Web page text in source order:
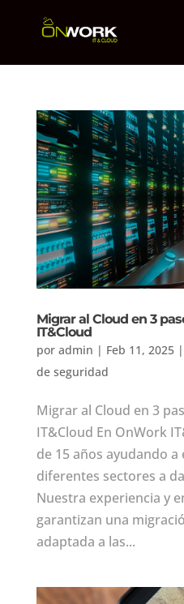
Migrar al Cloud en 3
IT&Cloud
por admin | Feb 11, 2025|
de seguridad
Migrar al Cloud en 3
IT&Cloud En OnWork
de 15 años ayudando a
diferentes sectores a
Nuestra experiencia y
garantizan una
adaptada a las...